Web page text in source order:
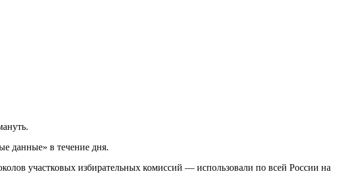
данные» в течение дня.
участковых избирательных комиссий — использовали по всей России на